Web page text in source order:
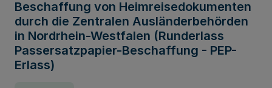
Beschaffung von Heimreisedokumenten
durch die Zentralen Ausländerbehörden
in Nordrhein-Westfalen (Runderlass
Passersatzpapier-Beschaffung - PEP-
Erlass)